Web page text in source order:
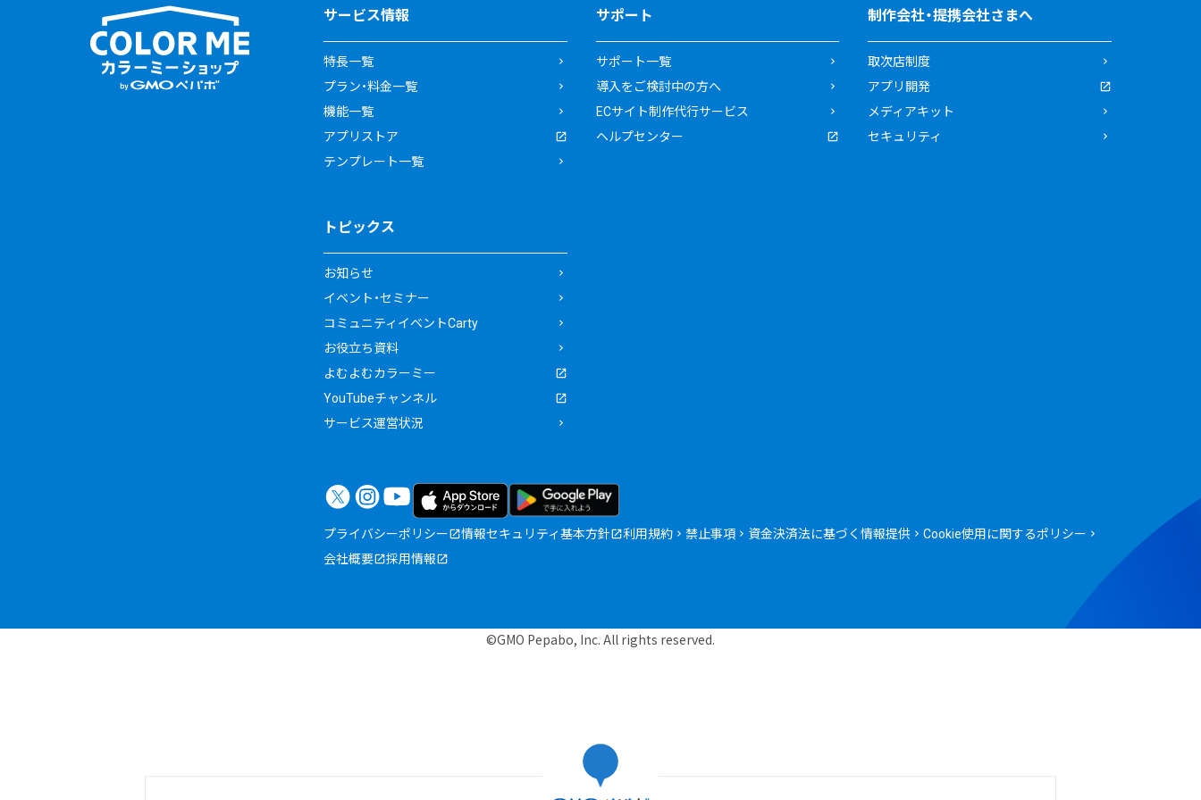
サービス情報
特長一覧
プラン・料金一覧
機能一覧
アプリストア
テンプレート一覧
サポート
サポート一覧
導入をご検討中の方へ
ECサイト制作代行サービス
ヘルプセンター
制作会社・提携会社さまへ
取次店制度
アプリ開発
メディアキット
セキュリティ
トピックス
お知らせ
イベント・セミナー
コミュニティイベントCarty
お役立ち資料
よむよむカラーミー
YouTubeチャンネル
サービス運営状況
プライバシーポリシー 情報セキュリティ基本方針 利用規約 禁止事項 資金決済法に基づく情報提供
Cookie使用に関するポリシー
会社概要
採用情報
©GMO Pepabo, Inc. All rights reserved.